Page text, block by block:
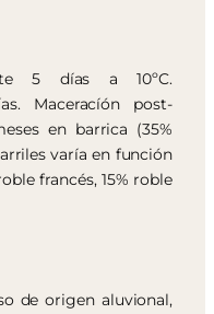
5 días a 10ºC.
Maceracíón post-
en barrica (35%
varía en función
francés, 15% roble
de origen aluvional,